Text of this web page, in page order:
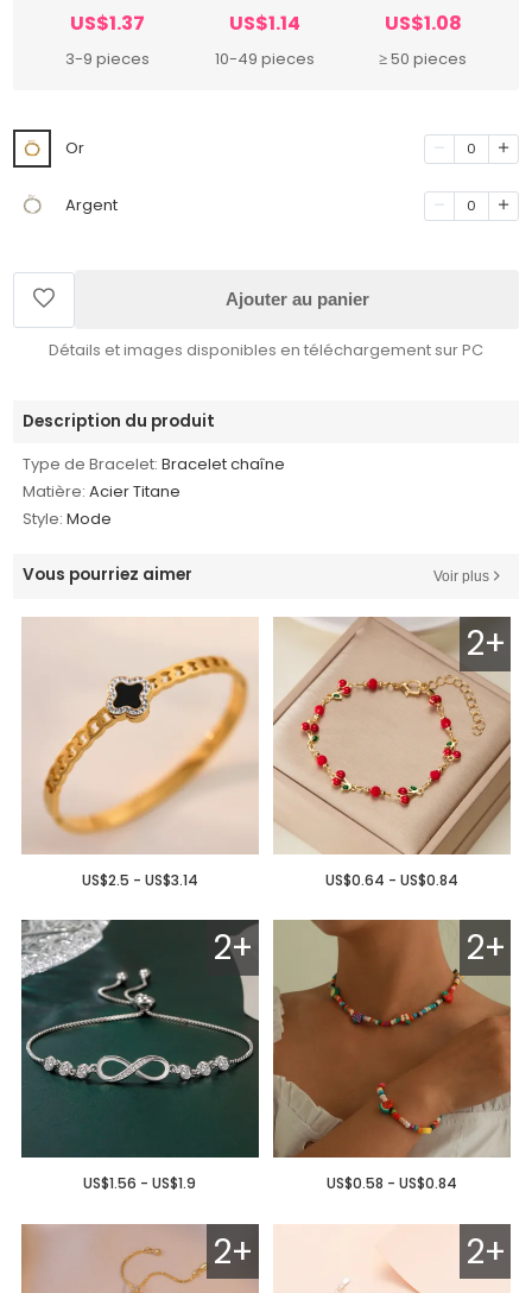
US$1.37
3-9 pieces
US$1.14
10-49 pieces
US$1.08
≥ 50 pieces
Or 0
Argent 0
Ajouter au panier
Détails et images disponibles en téléchargement sur PC
Description du produit
Type de Bracelet: Bracelet chaîne
Matière: Acier Titane
Style: Mode
Vous pourriez aimer Voir plus
US$2.5 - US$3.14
2+
US$0.64 - US$0.84
2+
US$1.56 - US$1.9
2+
US$0.58 - US$0.84
2+ 2+